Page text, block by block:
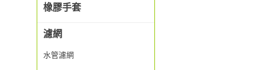
橡膠手套
濾網
水管濾網